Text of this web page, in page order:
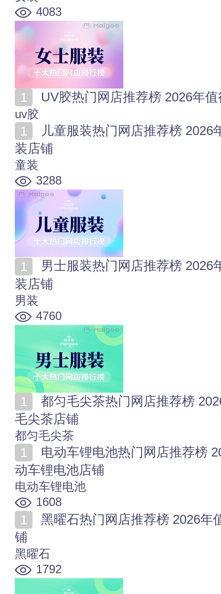
4083
UV胶热门网店推荐榜 2026年
uv胶
装店铺
童装
3288
装店铺
男装
4760
毛尖茶店铺
都匀毛尖茶
动车锂电池店铺
电动车锂电池
1608
铺
黑曜石
1792